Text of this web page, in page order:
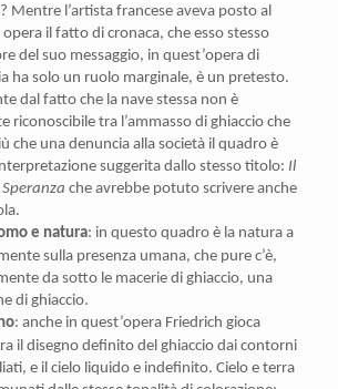
Mentre l’artista francese aveva posto al
il fatto di cronaca, che esso stesso
del suo messaggio, in quest’opera di
ha solo un ruolo marginale, è un pretesto.
dal fatto che la nave stessa non è
riconoscibile tra l’ammasso di ghiaccio che
che una denuncia alla società il quadro è
suggerita dallo stesso titolo: Il
che avrebbe potuto scrivere anche
e natura: in questo quadro è la natura a
sulla presenza umana, che pure c’è,
da sotto le macerie di ghiaccio, una
di ghiaccio.
: anche in quest’opera Friedrich gioca
il disegno definito del ghiaccio dai contorni
e il cielo liquido e indefinito. Cielo e terra